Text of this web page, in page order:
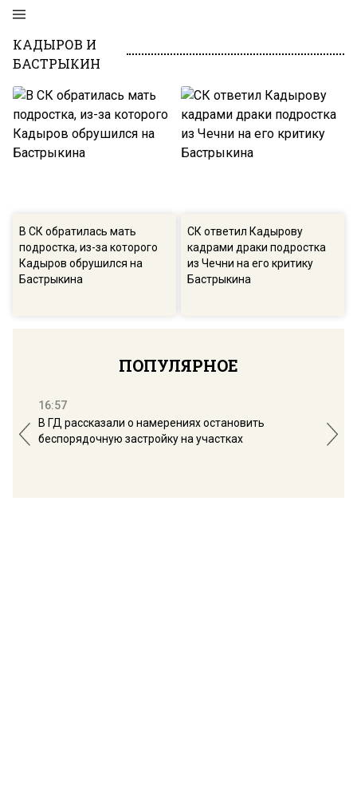
КАДЫРОВ И
БАСТРЫКИН
В СК обратилась мать
подростка, из-за которого
Кадыров обрушился на
Бастрыкина
СК ответил Кадырову
кадрами драки подростка
из Чечни на его критику
Бастрыкина
ПОПУЛЯРНОЕ
16:57
В ГД рассказали о намерениях остановить
беспорядочную застройку на участках